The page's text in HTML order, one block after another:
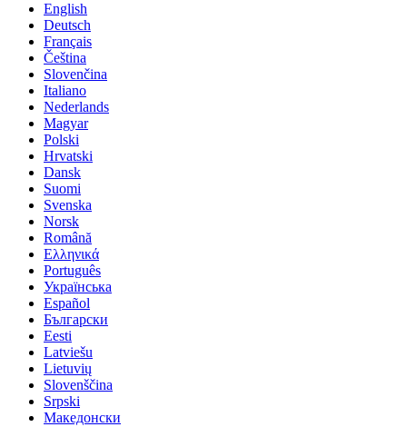
English
Deutsch
Français
Čeština
Slovenčina
Italiano
Nederlands
Magyar
Polski
Hrvatski
Dansk
Suomi
Svenska
Norsk
Română
Ελληνικά
Português
Українська
Español
Български
Eesti
Latviešu
Lietuvių
Slovenščina
Srpski
Македонски